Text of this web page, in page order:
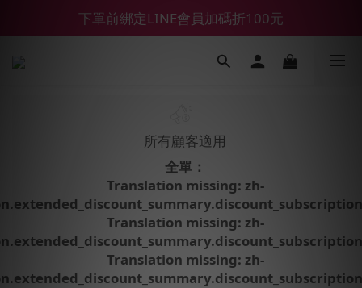
【鑽石熊/金熊新客首購限定】優惠搭車金
下單前綁定LINE會員加碼折100元
【55688商城】6 月年中慶滿額贈品發送延遲公告
所有顧客適用
全單：
Translation missing: zh-
Translation missing: zh-
Translation missing: zh-